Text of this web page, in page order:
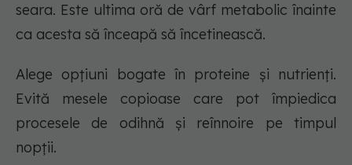
seara. Este ultima oră de vârf metabolic înainte
ca acesta să înceapă să încetinească.
Alege opțiuni bogate în proteine și nutrienți.
Evită mesele copioase care pot împiedica
procesele de odihnă și reînnoire pe timpul
nopții.